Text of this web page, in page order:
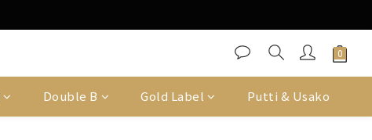
Double B Gold Label Putti & Usako